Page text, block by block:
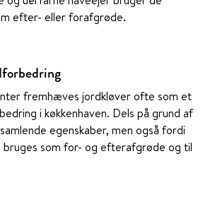
efter- eller forafgrøde.
fremhæves jordkløver ofte som et
i køkkenhaven. Dels på grund af
egenskaber, men også fordi
bruges som for- og efterafgrøde og til